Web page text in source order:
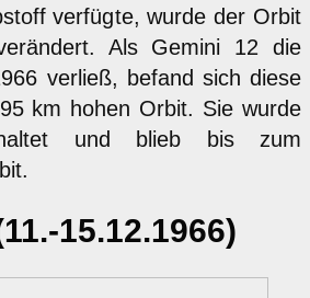
verfügte, wurde der Orbit
Als Gemini 12 die
verließ, befand sich diese
km hohen Orbit. Sie wurde
und blieb bis zum
15.12.1966)